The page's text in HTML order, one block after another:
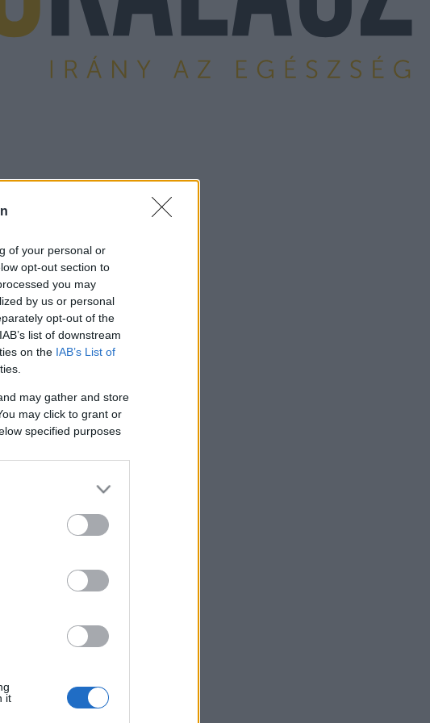
of your personal or
opt-out section to
you may
by us or personal
opt-out of the
list of downstream
on the IAB’s List of
may gather and store
may click to grant or
specified purposes
it